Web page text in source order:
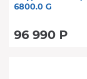
6800.0 G
96 990 Р